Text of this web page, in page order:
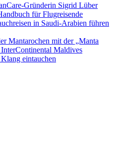
Gründerin Sigrid Lüber
für Flugreisende
in Saudi-Arabien führen
Mantarochen mit der „Manta
Maldives
eintauchen